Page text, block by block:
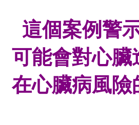
這個案例警
可能會對心臟
在心臟病風險